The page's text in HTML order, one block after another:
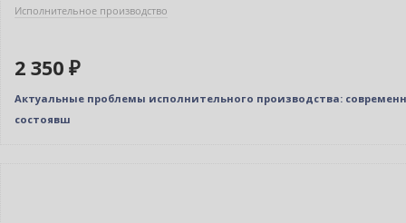
Исполнительное производство
2 350 ₽
Актуальные проблемы исполнительного производства:
состоявш